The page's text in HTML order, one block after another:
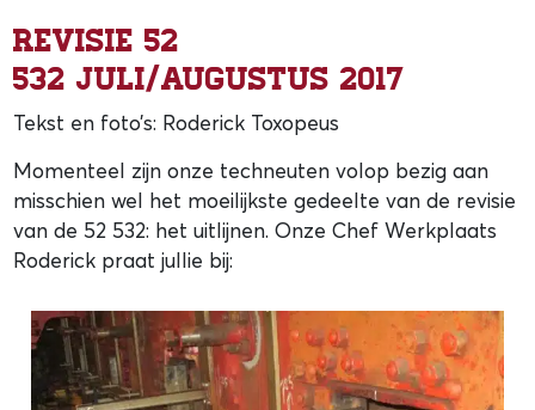
Revisie 52
532 juli/augustus 2017
Tekst en foto’s: Roderick Toxopeus
Momenteel zijn onze techneuten volop bezig aan
misschien wel het moeilijkste gedeelte van de revisie
van de 52 532: het uitlijnen. Onze Chef Werkplaats
Roderick praat jullie bij: